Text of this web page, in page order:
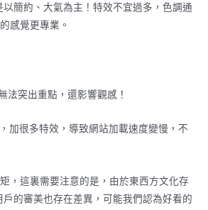
簡約、大氣為主！特效不宜過多，色調通
感覺更專業。
法突出重點，還影響觀感！
加很多特效，導致網站加載速度變慢，不
，這裏需要注意的是，由於東西方文化存
的審美也存在差異，可能我們認為好看的